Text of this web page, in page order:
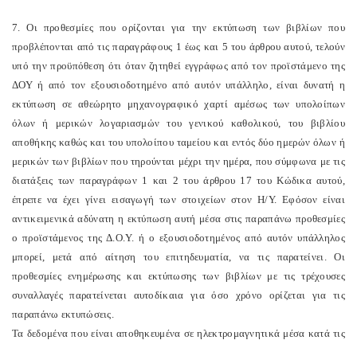
7. Οι προθεσμίες που ορίζονται για την εκτύπωση των βιβλίων που
προβλέπονται από τις παραγράφους 1 έως και 5 του άρθρου αυτού, τελούν
υπό την προϋπόθεση ότι όταν ζητηθεί εγγράφως από τον προϊστάμενο της
ΔΟΥ ή από τον εξουσιοδοτημένο από αυτόν υπάλληλο, είναι δυνατή η
εκτύπωση σε αθεώρητο μηχανογραφικό χαρτί αμέσως των υπολοίπων
όλων ή μερικών λογαριασμών του γενικού καθολικού, του βιβλίου
αποθήκης καθώς και του υπολοίπου ταμείου και εντός δύο ημερών όλων ή
μερικών των βιβλίων που τηρούνται μέχρι την ημέρα, που σύμφωνα με τις
διατάξεις των παραγράφων 1 και 2 του άρθρου 17 του Κώδικα αυτού,
έπρεπε να έχει γίνει εισαγωγή των στοιχείων στον Η/Υ. Εφόσον είναι
αντικειμενικά αδύνατη η εκτύπωση αυτή μέσα στις παραπάνω προθεσμίες
ο προϊστάμενος της Δ.Ο.Υ. ή ο εξουσιοδοτημένος από αυτόν υπάλληλος
μπορεί, μετά από αίτηση του επιτηδευματία, να τις παρατείνει. Οι
προθεσμίες ενημέρωσης και εκτύπωσης των βιβλίων με τις τρέχουσες
συναλλαγές παρατείνεται αυτοδίκαια για όσο χρόνο ορίζεται για τις
παραπάνω εκτυπώσεις.
Τα δεδομένα που είναι αποθηκευμένα σε ηλεκτρομαγνητικά μέσα κατά τις